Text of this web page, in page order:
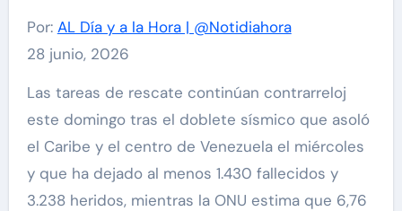
Por: AL Día y a la Hora | @Notidiahora
28 junio, 2026
Las tareas de rescate continúan contrarreloj
este domingo tras el doblete sísmico que asoló
el Caribe y el centro de Venezuela el miércoles
y que ha dejado al menos 1.430 fallecidos y
3.238 heridos, mientras la ONU estima que 6,76